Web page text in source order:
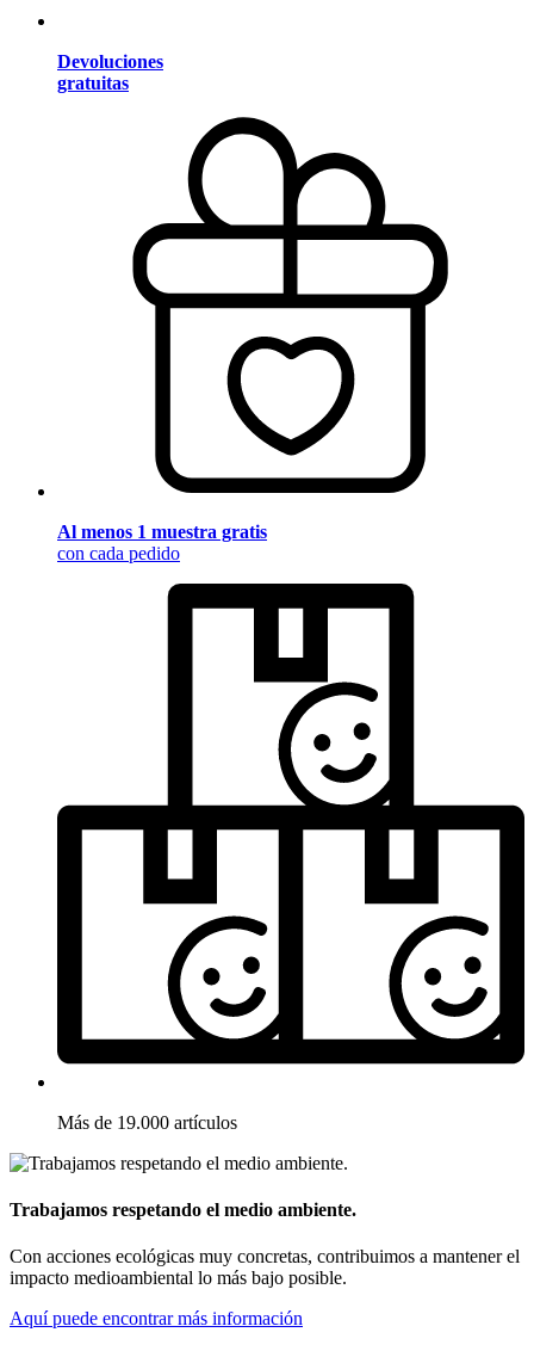
Devoluciones
gratuitas
Al menos 1 muestra gratis
con cada pedido
Más de 19.000 artículos
Trabajamos respetando el medio ambiente.
Con acciones ecológicas muy concretas, contribuimos a mantener el
impacto medioambiental lo más bajo posible.
Aquí puede encontrar más información